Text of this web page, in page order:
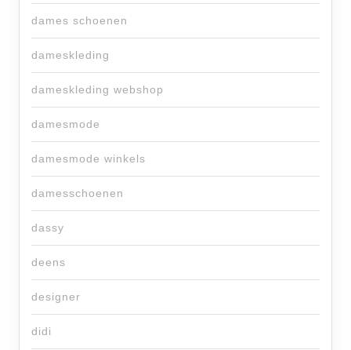
dames schoenen
dameskleding
dameskleding webshop
damesmode
damesmode winkels
damesschoenen
dassy
deens
designer
didi